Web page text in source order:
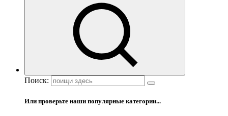
Поиск:
Или проверьте наши популярные категории...